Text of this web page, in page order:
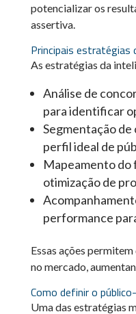
potencializar os
assertiva.
Principais estratégias
As estratégias da
Análise de
para identificar
Segmentação
perfil ideal de
Mapeamento do
otimização de
performance
Essas ações
no mercado,
Como definir o
Uma das estratégias